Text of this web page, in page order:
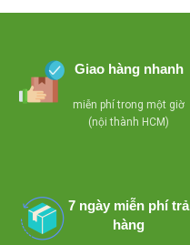
Giao hàng nhanh
miễn phí trong một giờ
(nội thành HCM)
7 ngày miễn phí trả
hàng